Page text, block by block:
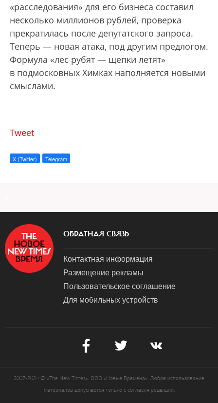
«расследования» для его бизнеса составил
несколько миллионов рублей, проверка
прекратилась после депутатского запроса.
Теперь — новая атака, под другим предлогом.
Формула «лес рубят — щепки летят»
в подмосковных Химках наполняется новыми
смыслами.
Tweet
X (Twitter) Telegram
ОБРАТНАЯ СВЯЗЬ
Контактная информация
Размещение рекламы
Пользовательское соглашение
Для мобильных устройств
2007-2024 © «The New Times». ООО «Новые Времена». Любое использование
материалов допускается только с согласия редакции.